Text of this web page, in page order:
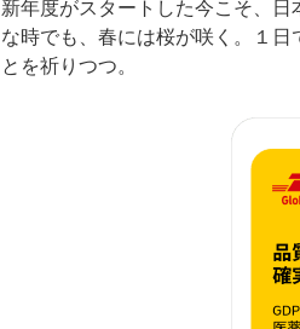
新年度がスタートした今こそ、
な時でも、春には桜が咲く。１
とを祈りつつ。